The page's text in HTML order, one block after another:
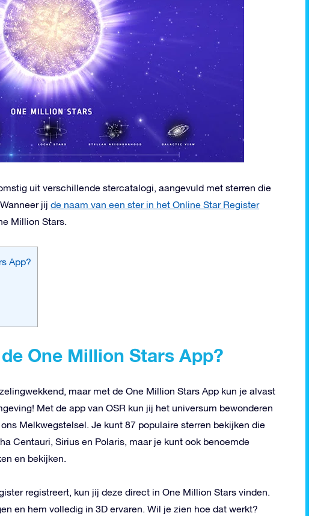
uit verschillende stercatalogi, aangevuld met sterren die
jij de naam van een ster in het Online Star Register
Million Stars.
App?
One Million Stars App?
maar met de One Million Stars App kun je alvast
Met de app van OSR kun jij het universum bewonderen
Melkwegstelsel. Je kunt 87 populaire sterren bekijken die
Centauri, Sirius en Polaris, maar je kunt ook benoemde
en bekijken.
registreert, kun jij deze direct in One Million Stars vinden.
en hem volledig in 3D ervaren. Wil je zien hoe dat werkt?